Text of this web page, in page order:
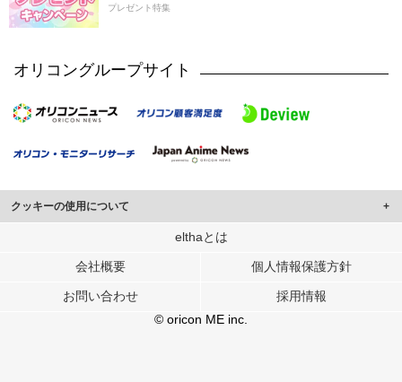
プレゼント特集
オリコングループサイト
クッキーの使用について
このサイトでは Cookie を使用して、ユーザーに合わせたコンテンツや広告の
行っています。
メディアや広告配信、データ解析の各パートナーに提供しています。
各パートナーは、この情報とユーザーが各パートナーに提供した他の情報や、
ユーザーが各パートナーのサービスを使用したときに収集した他の情報を組み
elthaとは
会社概要 個人情報保護方針
お問い合わせ
採用情報
© oricon ME inc.